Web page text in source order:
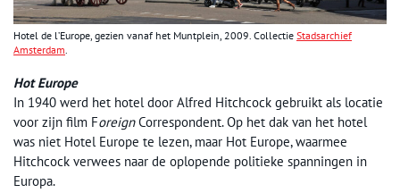
Hotel de l’Europe, gezien vanaf het Muntplein, 2009. Collectie Stadsarchief
Amsterdam.
Hot Europe
In 1940 werd het hotel door Alfred Hitchcock gebruikt als locatie
voor zijn film ForeignCorrespondent. Op het dak van het hotel
was niet Hotel Europe te lezen, maar Hot Europe, waarmee
Hitchcock verwees naar de oplopende politieke spanningen in
Europa.